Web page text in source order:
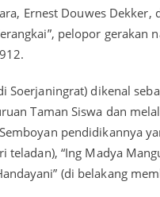
Ernest Douwes Dekker,
pelopor gerakan
Soerjaningrat) dikenal
Taman Siswa dan
pendidikannya
teladan), “Ing Madya
(di belakang